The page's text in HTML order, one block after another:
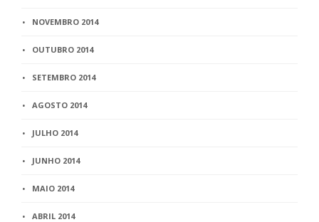
NOVEMBRO 2014
OUTUBRO 2014
SETEMBRO 2014
AGOSTO 2014
JULHO 2014
JUNHO 2014
MAIO 2014
ABRIL 2014